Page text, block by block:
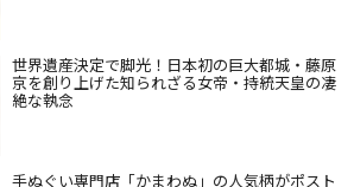
世界遺産決定で脚光！日本初の巨大都城・藤原
京を創り上げた知られざる女帝・持統天皇の凄
絶な執念
手ぬぐい専門店「かまわぬ」の人気柄がポスト